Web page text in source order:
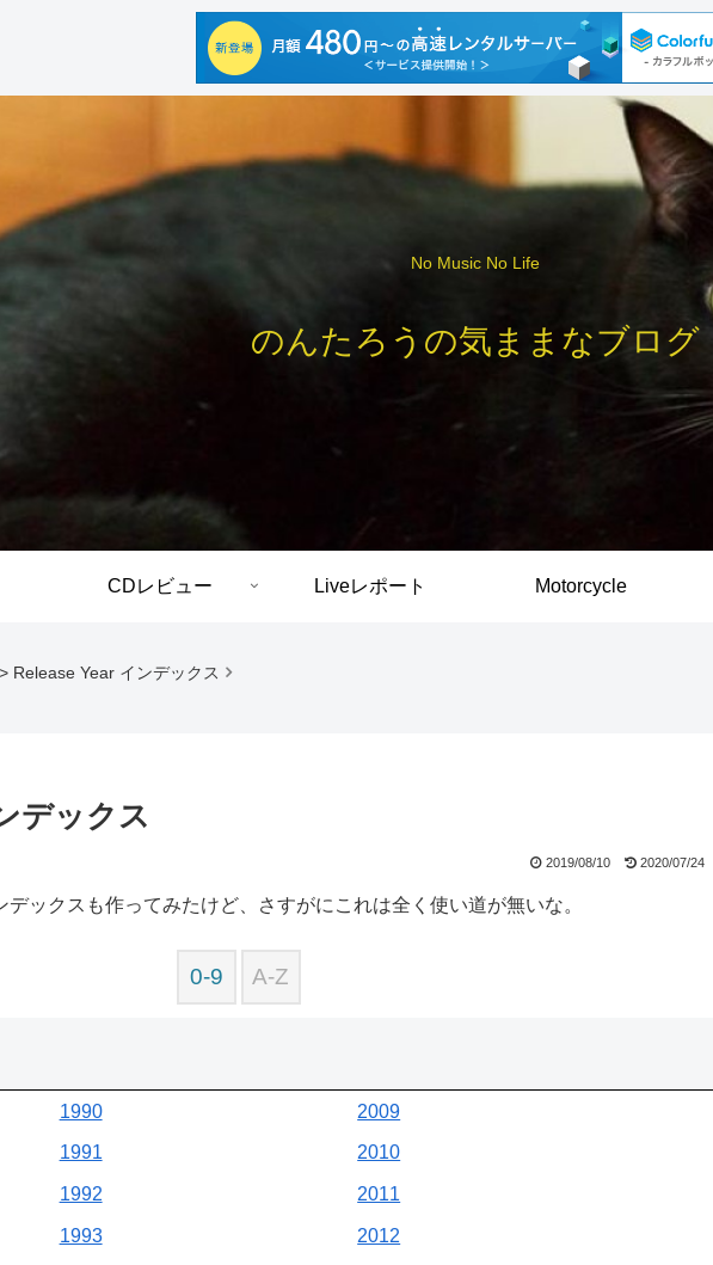
No Music No Life
のんたろうの気ままなブログ
CDレビュー Liveレポート Motorcycle
> Release Year インデックス
デックス
2019/08/10 2020/07/24
ックスも作ってみたけど、さすがにこれは全く使い道が無いな。
0-9 A-Z
1990
1991
1992
1993
2009
2010
2011
2012